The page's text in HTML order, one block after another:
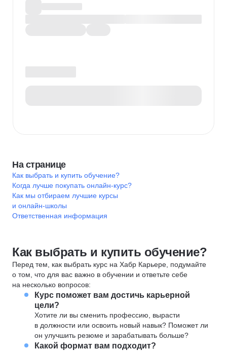
На странице
Как выбрать и купить обучение?
Когда лучше покупать онлайн-курс?
Как мы отбираем лучшие курсы
и онлайн-школы
Ответственная информация
Как выбрать и купить обучение?
Перед тем, как выбрать курс на Хабр Карьере, подумайте
о том, что для вас важно в обучении и ответьте себе
на несколько вопросов:
Курс поможет вам достичь карьерной
цели?
Хотите ли вы сменить профессию, вырасти
в должности или освоить новый навык? Поможет ли
он улучшить резюме и зарабатывать больше?
Какой формат вам подходит?